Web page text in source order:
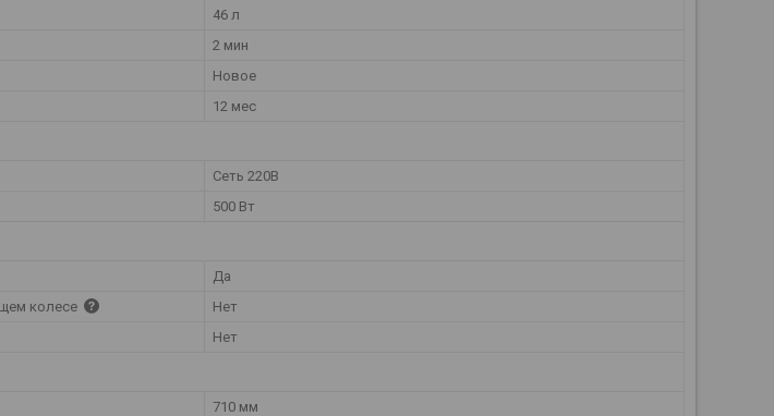
46 л
2 мин
Новое
12 мес
Сеть 220В
500 Вт
Да
колесе
Нет
Нет
710 мм